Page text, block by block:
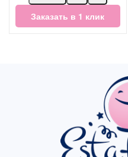
Заказать в 1 клик